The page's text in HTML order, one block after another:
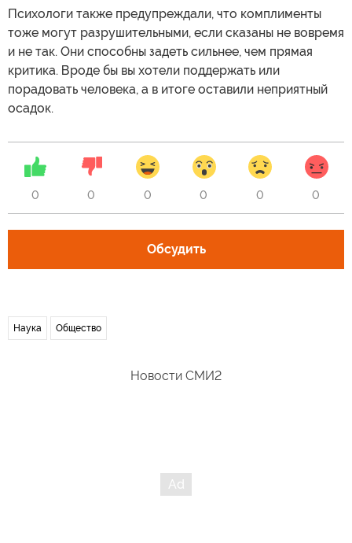
Психологи также предупреждали, что комплименты
тоже могут разрушительными, если сказаны не вовремя
и не так. Они способны задеть сильнее, чем прямая
критика. Вроде бы вы хотели поддержать или
порадовать человека, а в итоге оставили неприятный
осадок.
0 0 0 0 0 0
Обсудить
Наука Общество
Новости СМИ2